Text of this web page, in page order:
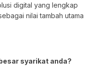
digital yang lengkap
nilai tambah utama
syarikat anda?